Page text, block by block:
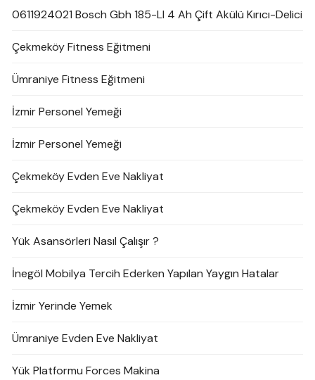
0611924021 Bosch Gbh 185-LI 4 Ah Çift Akülü Kırıcı-Delici
Çekmeköy Fitness Eğitmeni
Ümraniye Fitness Eğitmeni
İzmir Personel Yemeği
İzmir Personel Yemeği
Çekmeköy Evden Eve Nakliyat
Çekmeköy Evden Eve Nakliyat
Yük Asansörleri Nasıl Çalışır ?
İnegöl Mobilya Tercih Ederken Yapılan Yaygın Hatalar
İzmir Yerinde Yemek
Ümraniye Evden Eve Nakliyat
Yük Platformu Forces Makina